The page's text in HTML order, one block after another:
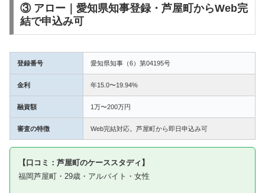
③ アロー｜愛知県知事登録・芦屋町からWeb完
結で申込み可
登録番号 愛知県知事（6）第04195号
金利 年15.0〜19.94%
融資額 1万〜200万円
審査の特徴 Web完結対応。芦屋町から即日申込み可
【口コミ：芦屋町のケーススタディ】
福岡芦屋町・29歳・アルバイト・女性